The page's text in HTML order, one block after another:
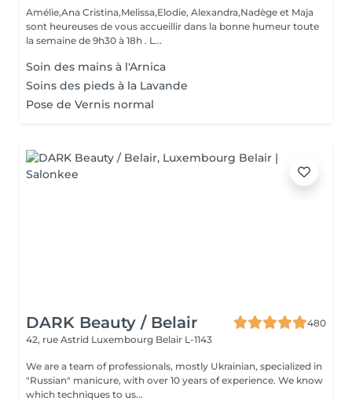
Amélie,Ana Cristina,Melissa,Elodie, Alexandra,Nadège et Maja
sont heureuses de vous accueillir dans la bonne humeur toute
la semaine de 9h30 à 18h . L...
Soin des mains à l'Arnica
Soins des pieds à la Lavande
Pose de Vernis normal
DARK Beauty / Belair
480
42, rue Astrid Luxembourg Belair L-1143
We are a team of professionals, mostly Ukrainian, specialized in
"Russian" manicure, with over 10 years of experience. We know
which techniques to us...